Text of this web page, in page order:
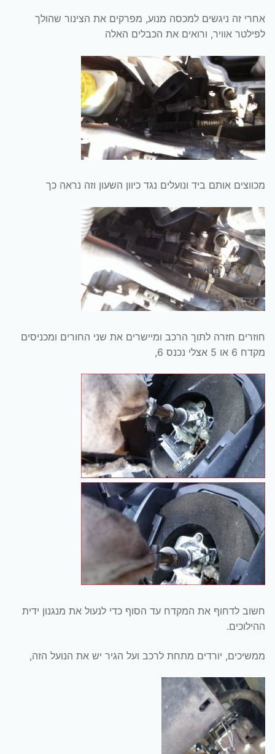
אחרי זה ניגשים למכסה מנוע, מפרקים את הצינור שהולך
לפילטר אוויר, ורואים את הכבלים האלה
מכווצים אותם ביד ונועלים נגד כיוון השעון וזה נראה כך
חוזרים חזרה לתוך הרכב ומיישרים את שני החורים ומכניסים
מקדח 6 או 5 אצלי נכנס 6,
חשוב לדחוף את המקדח עד הסוף כדי לנעול את מנגנון ידית
ההילוכים.
ממשיכים, יורדים מתחת לרכב ועל הגיר יש את הנועל הזה,